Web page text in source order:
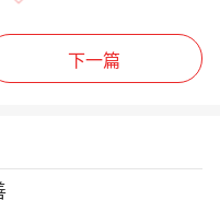
大脑激活不足，就会
问题。有的孩子则是
下一篇